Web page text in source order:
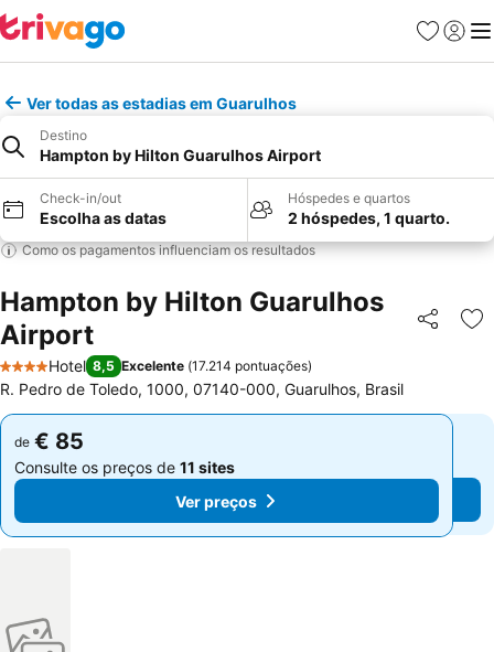
Favoritos
Iniciar
Ver todas as estadias em Guarulhos
Destino
Hampton by Hilton Guarulhos Airport
Check-in/out
Escolha as datas
Hóspedes e quartos
2 hóspedes, 1 quarto.
Como os pagamentos influenciam os resultados
Hampton by Hilton Guarulhos
Airport
Partilhar
4 Estrelas
Hotel 8,5 Excelente (17.214 pontuações)
R. Pedro de Toledo, 1000, 07140-000, Guarulhos, Brasil
de € 85
Consulte os preços de 11 sites
Ver preços
de € 85
Consulte os preços de 11 sites
Ver preços